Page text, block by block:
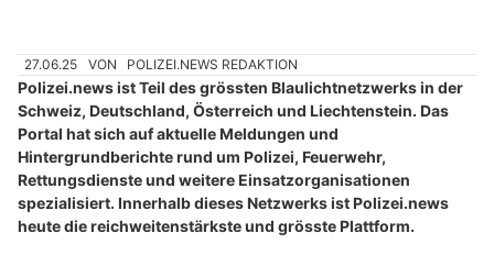
27.06.25 VON POLIZEI.NEWS REDAKTION
Polizei.news ist Teil des grössten Blaulichtnetzwerks in der
Schweiz, Deutschland, Österreich und Liechtenstein. Das
Portal hat sich auf aktuelle Meldungen und
Hintergrundberichte rund um Polizei, Feuerwehr,
Rettungsdienste und weitere Einsatzorganisationen
spezialisiert. Innerhalb dieses Netzwerks ist Polizei.news
heute die reichweitenstärkste und grösste Plattform.